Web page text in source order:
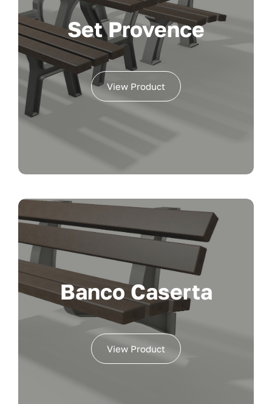
Set Provence
View Product
Banco Caserta
View Product